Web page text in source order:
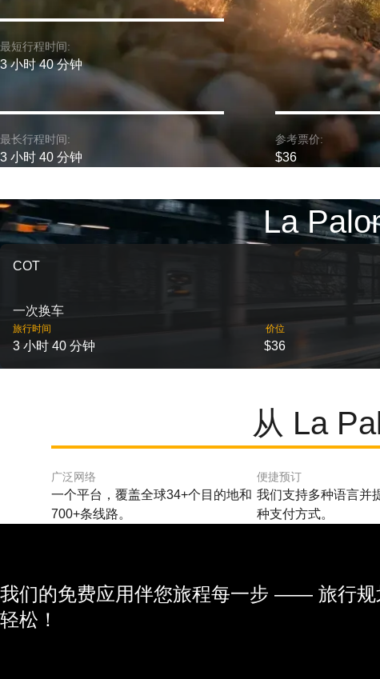
最短行程时间:
3 小时 40 分钟
最长行程时间:
3 小时 40 分钟
参考票价:
$36
La
COT
一次换车
旅行时间
3 小时 40 分钟
价位
$36
从 La
广泛网络
一个平台，覆盖全球34+个目的地和
700+条线路。
便捷预订
我们支持多种语言并
种支付方式。
我们的免费应用伴您旅程每一步 —— 旅行规
轻松！